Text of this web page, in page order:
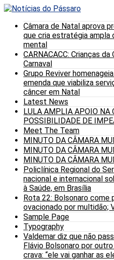
Câmara de Natal aprova
que cria estratégia ampla
mental
CARNACACC: Crianças
Carnaval
Grupo Reviver
emenda que viabiliza
câncer em Natal
Latest News
LULA AMPLIA APOIO NA
POSSIBILIDADE DE
Meet The Team
MINUTO DA CÂMARA
MINUTO DA CÂMARA
MINUTO DA CÂMARA
Policlínica Regional do
nacional e internacional
à Saúde, em Brasília
Rota 22: Bolsonaro come
ovacionado por multidão;
Sample Page
Typography
Valdemar diz que não
Flávio Bolsonaro por
crava: “ele vai ganhar as